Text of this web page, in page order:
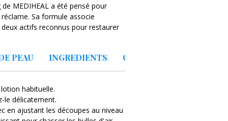
MEDIHEAL a été pensé pour
Sa formule associe
actifs reconnus pour restaurer
✔ Un effet rebond
hydratation intense sans effet
:Sans paraben, sans phtalate,
masque s'intègre facilement dans
PEAU INGREDIENTS Conseils de pro
habituelle.
le délicatement.
en ajustant les découpes au niveau